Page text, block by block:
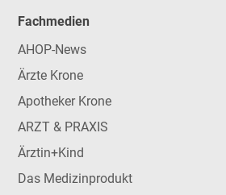
Fachmedien
AHOP-News
Ärzte Krone
Apotheker Krone
ARZT & PRAXIS
Ärztin+Kind
Das Medizinprodukt